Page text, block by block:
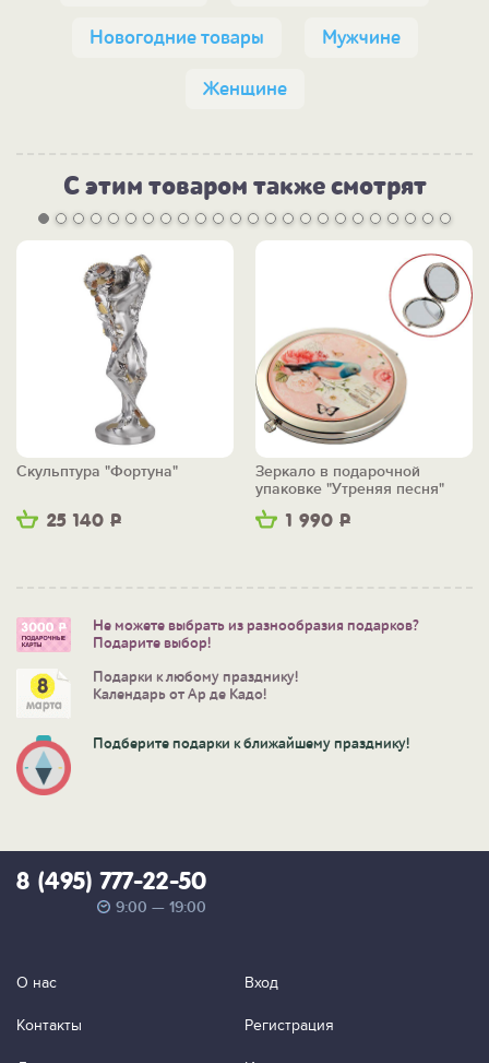
Новогодние товары Мужчине
Женщине
С этим товаром также смотрят
25 140 Р
Скульптура "Фортуна"
1 990 Р
Зеркало в подарочной
упаковке "Утреняя песня"
Не можете выбрать из разнообразия подарков?
Подарите выбор!
Подарки к любому празднику!
Календарь от Ар де Кадо!
Подберите подарки к ближайшему празднику!
8 (495) 777-22-50
9:00 — 19:00
О нас
Контакты
Вход
Регистрация